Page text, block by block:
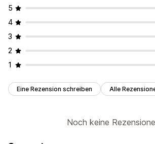
5
4
3
2
1
Eine Rezension schreiben Alle
Noch keine